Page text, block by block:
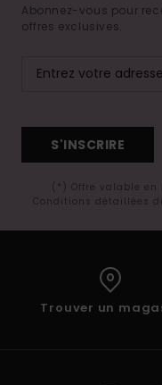
Abonnez-vous pour
offres exclusives.
S'INSCRIRE
(*) Offre valable
Conditions détaillées
Trouver un